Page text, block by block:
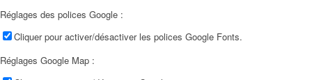
Réglages des polices Google :
Cliquer pour activer/désactiver les polices Google Fonts.
Réglages Google Map :